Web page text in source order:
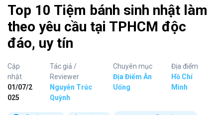
Top 10 Tiệm bánh sinh nhật làm
theo yêu cầu tại TPHCM độc
đáo, uy tín
Cập
nhật
01/07/2
025
Tác giả /
Reviewer
Nguyễn Trúc
Quỳnh
Chuyên mục
Địa Điểm Ăn
Uống
Địa điểm
Hồ Chí
Minh